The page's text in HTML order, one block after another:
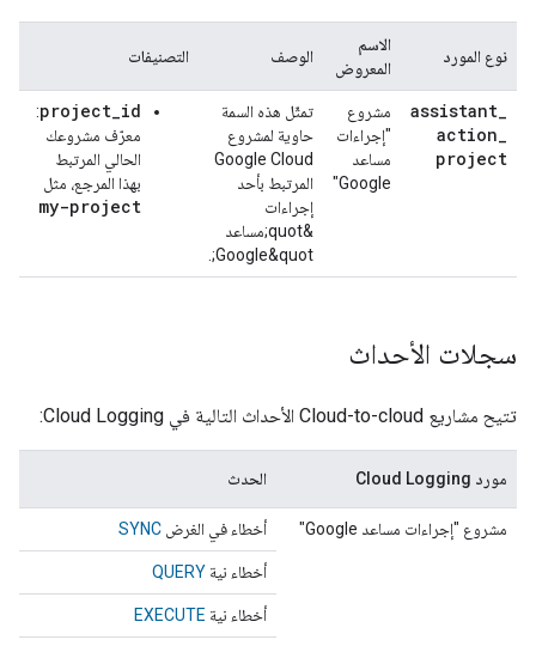
نوع المورد
الاسم
المعروض
الوصف التصنيفات
assistant_
action_
project
مشروع
"إجراءات
مساعد
Google"
تمثّل هذه السمة
حاوية لمشروع
Google Cloud
المرتبط بأحد
إجراءات
&quot;مساعد
Google&quot;.
project_id
:
معرّف مشروعك
الحالي المرتبط
بهذا المرجع، مثل
my-project
سجلات الأحداث
تتيح مشاريع Cloud-to-cloud الأحداث التالية في Cloud Logging:
مورد Cloud Logging الحدث
مشروع "إجراءات مساعد Google" أخطاء في الغرض SYNC
أخطاء نية QUERY
أخطاء نية EXECUTE